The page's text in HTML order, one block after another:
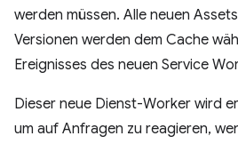
werden müssen. Alle neuen
Versionen werden dem Cache
Ereignisses des neuen Service
Dieser neue Dienst-Worker wird
um auf Anfragen zu reagieren,